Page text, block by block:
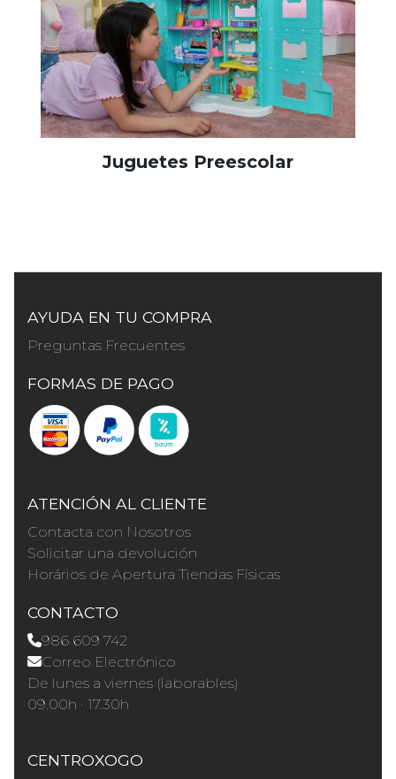
Juguetes Preescolar
AYUDA EN TU COMPRA
Preguntas Frecuentes
FORMAS DE PAGO
ATENCIÓN AL CLIENTE
Contacta con Nosotros
Solicitar una devolución
Horários de Apertura Tiendas Físicas
CONTACTO
986 609 742
Correo Electrónico
De lunes a viernes (laborables)
09.00h · 17.30h
CENTROXOGO